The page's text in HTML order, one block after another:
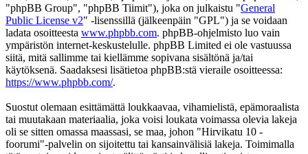
"phpBB Group", "phpBB Tiimit"), joka on julkaistu "General
Public License v2" -lisenssillä (jälkeenpäin "GPL") ja se voidaan
ladata osoitteesta www.phpbb.com. phpBB-ohjelmisto luo vain
ympäristön internet-keskustelulle. phpBB Limited ei ole vastuussa
siitä, mitä sallimme tai kiellämme sopivana sisältönä ja/tai
käytöksenä. Saadaksesi lisätietoa phpBB:stä vieraile osoitteessa:
https://www.phpbb.com/.
Suostut olemaan esittämättä loukkaavaa, vihamielistä, epämoraalista
tai muutakaan materiaalia, joka voisi loukata voimassa olevia lakeja
oli se sitten omassa maassasi, se maa, johon "Hirvikatu 10 -
foorumi"-palvelin on sijoitettu tai kansainvälisiä lakeja. Toimimalla